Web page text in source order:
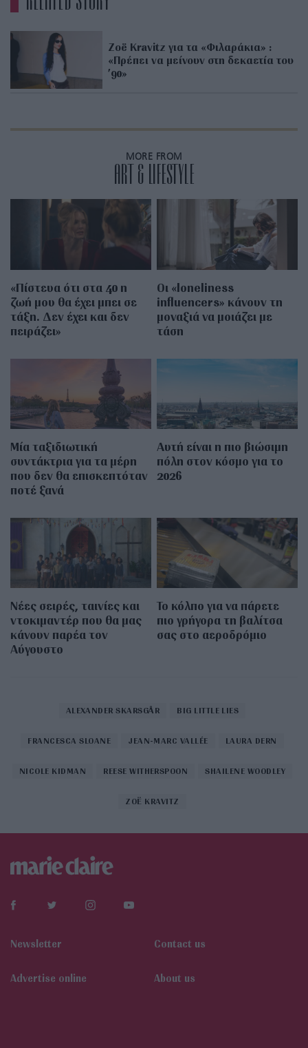
Zoë Kravitz για τα «Φιλαράκια» :
«Πρέπει να μείνουν στη δεκαετία του
’90»
MORE FROM
ART & LIFESTYLE
«Πίστευα ότι στα 40 η
ζωή μου θα έχει μπει σε
τάξη. Δεν έχει και δεν
πειράζει»
Οι «loneliness
influencers» κάνουν τη
μοναξιά να μοιάζει με
τάση
Μία ταξιδιωτική
συντάκτρια για τα μέρη
που δεν θα επισκεπτόταν
ποτέ ξανά
Αυτή είναι η πιο βιώσιμη
πόλη στον κόσμο για το
2026
Νέες σειρές, ταινίες και
ντοκιμαντέρ που θα μας
κάνουν παρέα τον
Αύγουστο
Το κόλπο για να πάρετε
πιο γρήγορα τη βαλίτσα
σας στο αεροδρόμιο
ALEXANDER SKARSGÅR BIG LITTLE LIES
FRANCESCA SLOANE JEAN-MARC VALLÉE LAURA DERN
NICOLE KIDMAN REESE WITHERSPOON SHAILENE WOODLEY
ZOË KRAVITZ
Newsletter Contact us
Αdvertise online About us